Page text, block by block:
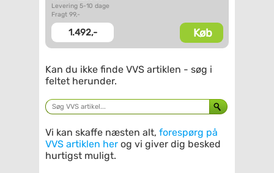
Levering 5-10 dage
Fragt 99,-
1.492,- Køb
Kan du ikke finde VVS artiklen - søg i
feltet herunder.
Vi kan skaffe næsten alt, forespørg på
VVS artiklen her og vi giver dig besked
hurtigst muligt.